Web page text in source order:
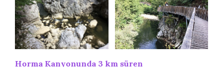
Horma Kanyonunda 3 km süren